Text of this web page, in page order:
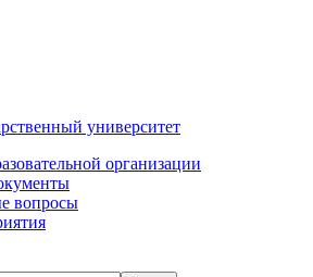
университет
организации
вопросы